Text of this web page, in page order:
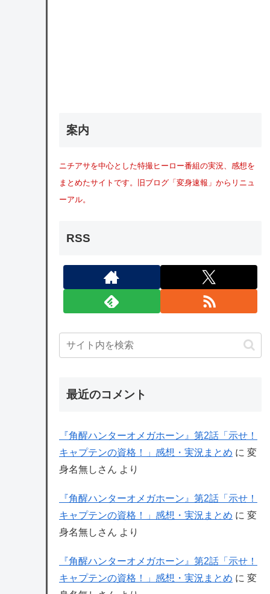
案内
ニチアサを中心とした特撮ヒーロー番組の実況、感想を
まとめたサイトです。旧ブログ「変身速報」からリニュ
ーアル。
RSS
最近のコメント
『角醒ハンターオメガホーン』第2話「示せ！
キャプテンの資格！」感想・実況まとめ に 変
身名無しさん より
『角醒ハンターオメガホーン』第2話「示せ！
キャプテンの資格！」感想・実況まとめ に 変
身名無しさん より
『角醒ハンターオメガホーン』第2話「示せ！
キャプテンの資格！」感想・実況まとめ に 変